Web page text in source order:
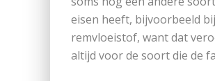
eisen heeft, bijvoorbeeld
remvloeistof, want dat
altijd voor de soort die de